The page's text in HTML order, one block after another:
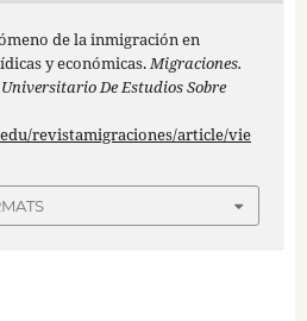
de la inmigración en
y económicas.Migraciones.
De Estudios Sobre
revistamigraciones/article/vie